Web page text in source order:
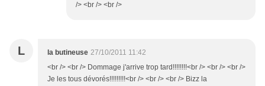
/> <br /> <br />
L la butineuse 27/10/2011 11:42
<br /> <br /> Dommage j'arrive trop tard!!!!!!!!<br /> <br /> <br />
Je les tous dévorés!!!!!!!!!<br /> <br /> <br /> Bizz la